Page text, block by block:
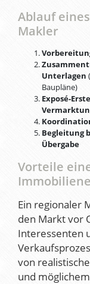
Ablauf
Makler
Unterlagen
Baupläne)
Exposé-
Begleitung
Übergabe
Vorteile
Ein regionaler
den Markt vor
Interessenten
von
und